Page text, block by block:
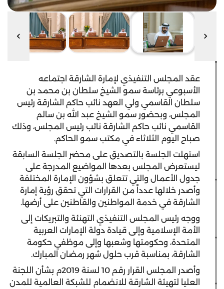
عقد المجلس التنفيذي لإمارة الشارقة اجتماعه
الأسبوعي برئاسة سمو الشيخ سلطان بن محمد بن
سلطان القاسمي ولي العهد نائب حاكم الشارقة رئيس
المجلس، وبحضور سمو الشيخ عبد الله بن سالم
القاسمي نائب حاكم الشارقة نائب رئيس المجلس، وذلك
صباح اليوم الثلاثاء في مكتب سمو الحاكم.
استهلت الجلسة بالتصديق على محضر الجلسة السابقة
ليستعرض المجلس بعدها المواضيع المدرجة على
جدول الأعمال والتي تتعلق بشؤون الإمارة المختلفة
وأصدر خلالها عدداً من القرارات التي تحقق رؤية إمارة
الشارقة في خدمة المواطنين والقاطنين على أرضها.
ووجه رئيس المجلس التنفيذي التهنئة والتبريكات إلى
الأمة الإسلامية وإلى قيادة دولة الإمارات العربية
المتحدة، وحكومتها وشعبها وإلى موظفي حكومة
الشارقة، بمناسبة قرب حلول شهر رمضان المبارك.
وأصدر المجلس القرار رقم 10 لسنة 2019م بشأن اللجنة
العليا لتهيئة الشارقة للانضمام للشبكة العالمية للمدن